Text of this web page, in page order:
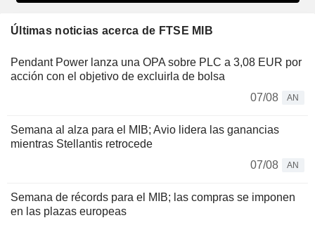
Últimas noticias acerca de FTSE MIB
Pendant Power lanza una OPA sobre PLC a 3,08 EUR por
acción con el objetivo de excluirla de bolsa
07/08
AN
Semana al alza para el MIB; Avio lidera las ganancias
mientras Stellantis retrocede
07/08
AN
Semana de récords para el MIB; las compras se imponen
en las plazas europeas